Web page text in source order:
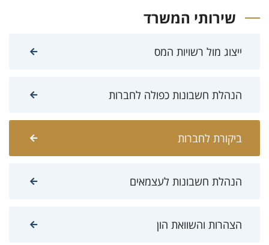
שירותי המשרד
ייצוג מול רשויות המס
הנהלת חשבונות כפולה לחברות
ביקורת לחברות
הנהלת חשבונות לעצמאים
הצהרות והשוואת הון